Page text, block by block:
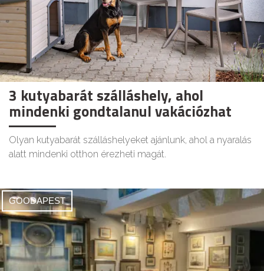
3 kutyabarát szálláshely, ahol
mindenki gondtalanul vakációzhat
Olyan kutyabarát szálláshelyeket ajánlunk, ahol a nyaralás
alatt mindenki otthon érezheti magát.
GOODAPEST